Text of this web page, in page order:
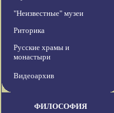
"Неизвестные" музеи
Риторика
Русские храмы и
монастыри
Видеоархив
ФИЛОСОФИЯ